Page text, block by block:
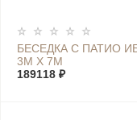
БЕСЕДКА С ПАТИО
3М Х 7М
189118 ₽